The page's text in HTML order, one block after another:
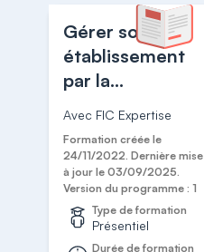
Gérer son
établissement
par la
dynamique
budgétaire
Avec FIC Expertise
Formation créée le
24/11/2022. Dernière mise
à jour le 03/09/2025.
Version du programme : 1
Type de formation
Présentiel
Durée de formation